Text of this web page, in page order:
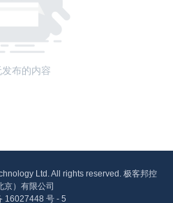
布的内容
Ltd. All rights reserved. 极客邦控
京）有限公司
16027448 号 - 5